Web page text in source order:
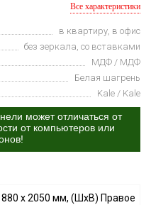
Все характеристики
в квартиру, в офис
без зеркала, со вставками
МДФ / МДФ
Белая шагрень
Kale / Kale
может отличаться от
от компьютеров или
880 х 2050 мм, (ШхВ) Правое